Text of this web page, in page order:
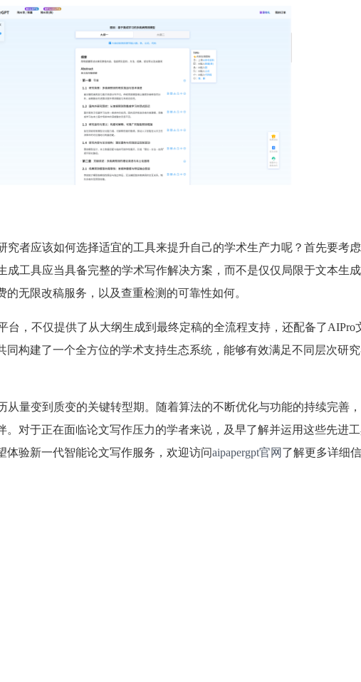
究者应该如何选择适宜的工具来提升自己的学术生产力呢？首先要考
工具应当具备完整的学术写作解决方案，而不是仅仅局限于文本生
无限改稿服务，以及查重检测的可靠性如何。
台，不仅提供了从大纲生成到最终定稿的全流程支持，还配备了AIPro
同构建了一个全方位的学术支持生态系统，能够有效满足不同层次研
从量变到质变的关键转型期。随着算法的不断优化与功能的持续完善
。对于正在面临论文写作压力的学者来说，及早了解并运用这些先进
验新一代智能论文写作服务，欢迎访问aipapergpt官网 了解更多详细信